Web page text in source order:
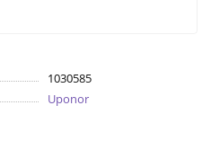
1030585
Uponor